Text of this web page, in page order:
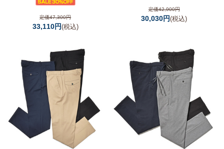
定価47,300円
33,110円(税込)
定価42,900円
30,030円(税込)